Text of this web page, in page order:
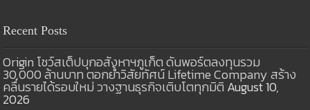
Recent Posts
Origin โชว์สเต็ปบุกอสังหาฯภูเก็ต ดันพอร์ตลงทุนรวม
30,000 ล้านบาท ตอกย้ำวิสัยทัศน์ Lifetime Company สร้าง
คลื่นรายได้รอบใหม่ วางฐานธุรกิจเติบโตทุกมิติ August 10,
2026